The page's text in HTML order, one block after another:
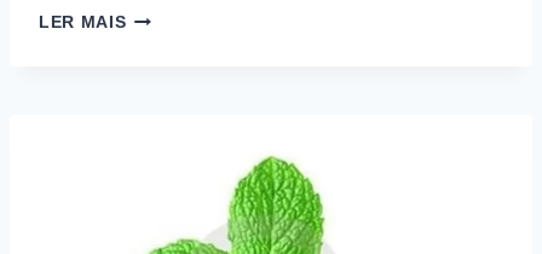
LER MAISSIGNIFICADO